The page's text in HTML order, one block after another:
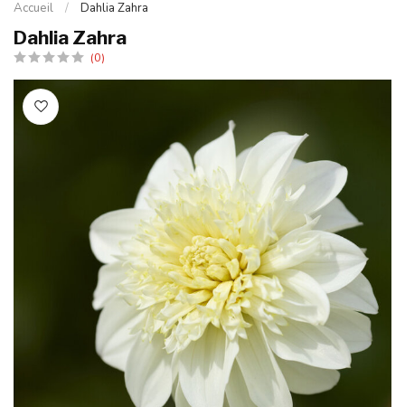
Accueil / Dahlia Zahra
Dahlia Zahra
(0)